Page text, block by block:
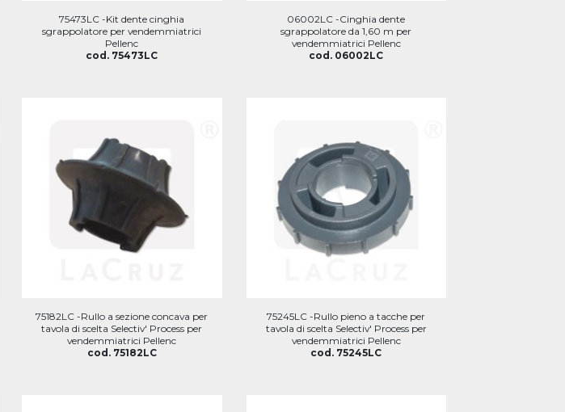
75473LC -Kit dente cinghia
sgrappolatore per vendemmiatrici
Pellenc
cod. 75473LC
06002LC -Cinghia dente
sgrappolatore da 1,60 m per
vendemmiatrici Pellenc
cod. 06002LC
75182LC -Rullo a sezione concava per
tavola di scelta Selectiv' Process per
vendemmiatrici Pellenc
cod. 75182LC
75245LC -Rullo pieno a tacche per
tavola di scelta Selectiv' Process per
vendemmiatrici Pellenc
cod. 75245LC